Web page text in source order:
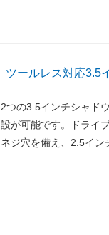
ツールレス対応3.5
2つの3.5インチシャド
設が可能です。ドライ
ネジ穴を備え、2.5イン